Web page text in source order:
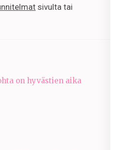
sivulta tai
on hyvästien aika